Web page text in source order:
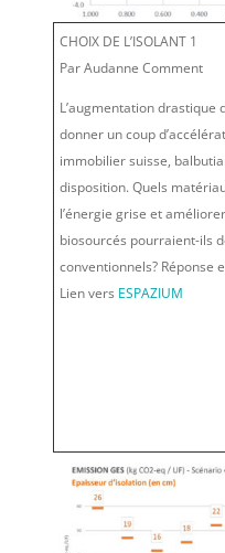
CHOIX DE L’ISOLANT 1
Par Audanne Comment
L’augmentation drastique
donner un coup
immobilier suisse,
disposition. Quels
l’énergie grise et
biosourcés pourraient-ils
conventionnels? Réponse
Lien vers ESPAZIUM